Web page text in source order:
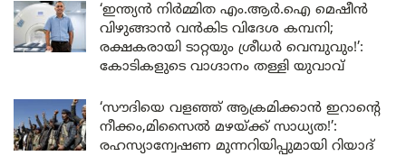
‘ഇന്ത്യൻ നിർമ്മിത എം.ആർ.ഐ മെഷീൻ
വിഴുങ്ങാൻ വൻകിട വിദേശ കമ്പനി;
രക്ഷകരായി ടാറ്റയും ശ്രീധർ വെമ്പുവും!’:
കോടികളുടെ വാഗ്ദാനം തള്ളി യുവാവ്
‘സൗദിയെ വളഞ്ഞ് ആക്രമിക്കാൻ ഇറാന്റെ
നീക്കം,മിസൈൽ മഴയ്ക്ക് സാധ്യത!’:
രഹസ്യാന്വേഷണ മുന്നറിയിപ്പുമായി റിയാദ്